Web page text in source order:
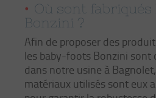
Où sont
Bonzini ?
Afin de proposer des
les baby-foots Bonzini sont
dans notre usine à
matériaux utilisés sont eux